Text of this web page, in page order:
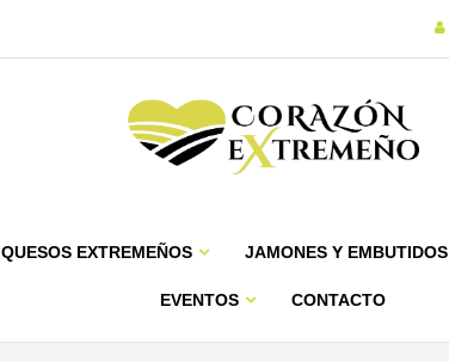
QUESOS EXTREMEÑOS JAMONES Y EMBUTIDOS
EVENTOS CONTACTO